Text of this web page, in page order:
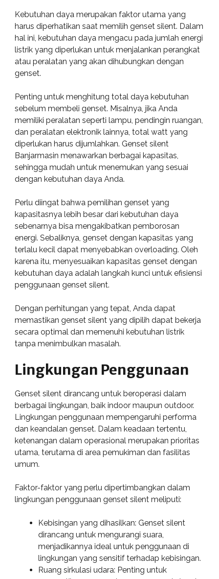
Kebutuhan daya merupakan faktor utama yang
harus diperhatikan saat memilih genset silent. Dalam
hal ini, kebutuhan daya mengacu pada jumlah energi
listrik yang diperlukan untuk menjalankan perangkat
atau peralatan yang akan dihubungkan dengan
genset.
Penting untuk menghitung total daya kebutuhan
sebelum membeli genset. Misalnya, jika Anda
memiliki peralatan seperti lampu, pendingin ruangan,
dan peralatan elektronik lainnya, total watt yang
diperlukan harus dijumlahkan. Genset silent
Banjarmasin menawarkan berbagai kapasitas,
sehingga mudah untuk menemukan yang sesuai
dengan kebutuhan daya Anda.
Perlu diingat bahwa pemilihan genset yang
kapasitasnya lebih besar dari kebutuhan daya
sebenarnya bisa mengakibatkan pemborosan
energi. Sebaliknya, genset dengan kapasitas yang
terlalu kecil dapat menyebabkan overloading. Oleh
karena itu, menyesuaikan kapasitas genset dengan
kebutuhan daya adalah langkah kunci untuk efisiensi
penggunaan genset silent.
Dengan perhitungan yang tepat, Anda dapat
memastikan genset silent yang dipilih dapat bekerja
secara optimal dan memenuhi kebutuhan listrik
tanpa menimbulkan masalah.
Lingkungan Penggunaan
Genset silent dirancang untuk beroperasi dalam
berbagai lingkungan, baik indoor maupun outdoor.
Lingkungan penggunaan mempengaruhi performa
dan keandalan genset. Dalam keadaan tertentu,
ketenangan dalam operasional merupakan prioritas
utama, terutama di area pemukiman dan fasilitas
umum.
Faktor-faktor yang perlu dipertimbangkan dalam
lingkungan penggunaan genset silent meliputi:
Kebisingan yang dihasilkan: Genset silent
dirancang untuk mengurangi suara,
menjadikannya ideal untuk penggunaan di
lingkungan yang sensitif terhadap kebisingan.
Ruang sirkulasi udara: Penting untuk